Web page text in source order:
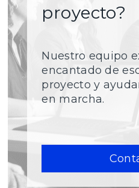
proyecto?
Nuestro equipo
encantado de
proyecto y
en marcha.